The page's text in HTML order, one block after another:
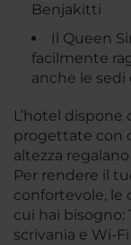
Benjakitti
Il Queen
facilmente
anche le
L’hotel
progettate con
altezza
Per rendere il
confortevole, le
cui hai bisogno:
scrivania e Wi-